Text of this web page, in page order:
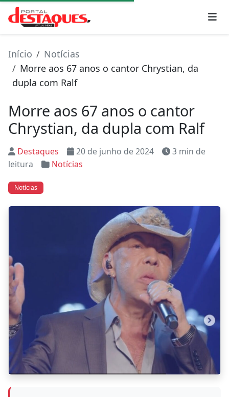
Início
Notícias
Morre aos 67 anos o cantor Chrystian, da
dupla com Ralf
Morre aos 67 anos o cantor
Chrystian, da dupla com Ralf
Destaques 20 de junho de 2024
3 min de
leitura
Notícias
Notícias